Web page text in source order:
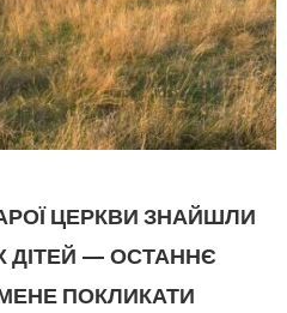
ЦЕРКВИ ЗНАЙШЛИ
ДІТЕЙ — ОСТАННЄ
ПОКЛИКАТИ